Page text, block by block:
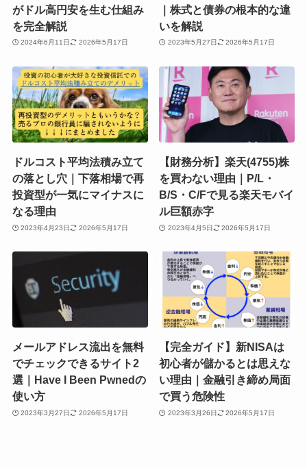
がドル高円安を生む仕組み
を完全解説
2024年6月11日 2026年5月17日
｜株式と債券の根本的な違
いを解説
2023年5月27日 2026年5月17日
ドルコスト平均法積み立て
の落とし穴｜下落相場で再
投資型が一気にマイナスに
なる理由
2023年4月23日 2026年5月17日
【財務分析】楽天(4755)株
を買わない理由｜P/L・
B/S・C/Fで見る楽天モバイ
ル巨額赤字
2023年4月5日 2026年5月17日
メールアドレス流出を無料
でチェックできるサイト2
選｜Have I Been Pwnedの
使い方
2023年3月27日 2026年5月17日
【完全ガイド】新NISAは
初心者が儲かるとは思えな
い理由｜金融引き締め局面
で買う危険性
2023年3月26日 2026年5月17日